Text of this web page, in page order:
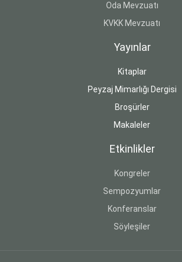
Oda Mevzuatı
KVKK Mevzuatı
Yayınlar
Kitaplar
Peyzaj Mimarlığı Dergisi
Broşürler
Makaleler
Etkinlikler
Kongreler
Sempozyumlar
Konferanslar
Söyleşiler